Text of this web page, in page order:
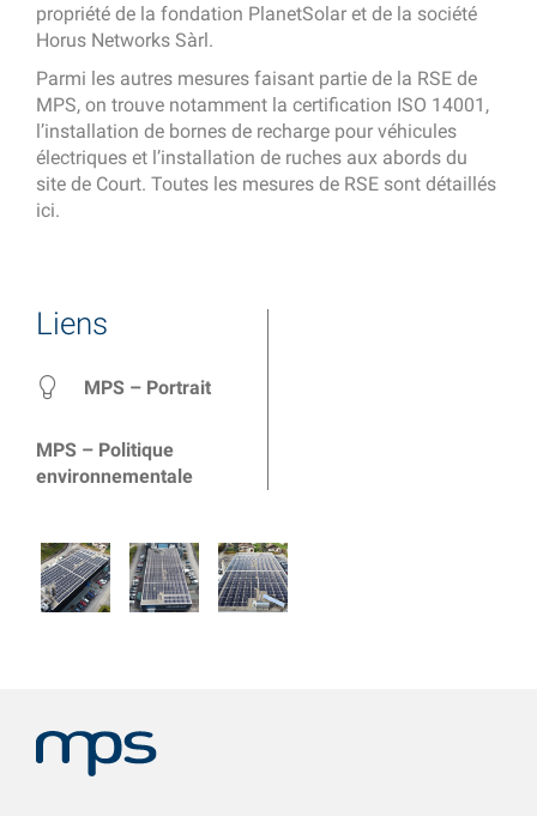
propriété de la fondation PlanetSolar et de la société
Horus Networks Sàrl.
Parmi les autres mesures faisant partie de la RSE de
MPS, on trouve notamment la certification ISO 14001,
l’installation de bornes de recharge pour véhicules
électriques et l’installation de ruches aux abords du
site de Court. Toutes les mesures de RSE sont détaillés
ici.
Liens
MPS – Portrait
MPS – Politique
environnementale